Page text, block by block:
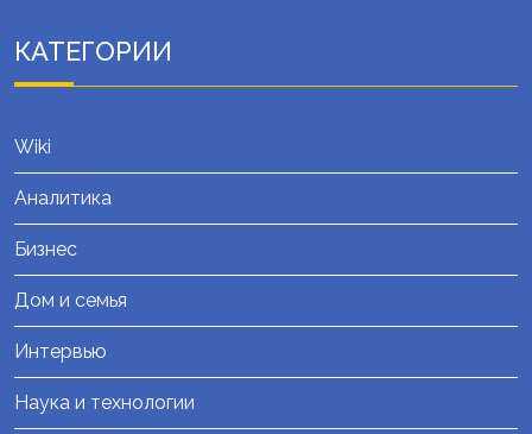
КАТЕГОРИИ
Wiki
Аналитика
Бизнес
Дом и семья
Интервью
Наука и технологии